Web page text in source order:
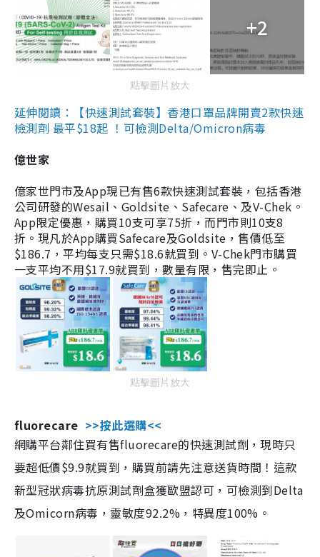
+2
點擊圖片放大
延伸閱讀：【快速測試套裝】香港口罩品牌開賣2款快速
檢測劑 最平$18起 ！可檢測Delta/Omicron病毒
億世家
億家世門市及App現已有售6款快速測試套裝，包括香港
公司研發的Wesail、Goldsite、Safecare、及V-Chek。
App限定優惠，購買10支可享75折，而門市則10支8
折。現凡於App購買Safecare及Goldsite，售價低至
$186.7，平均每支只需$18.6就買到。V-Chek門市購買
一支平均不用$17.9就買到，數量有限，售完即止。
點擊圖片放大
fluorecare >>按此選購<<
網購平台鄰住買有售fluorecare的快速測試劑，現時只
要超低價$9.9就買到，購買前請先注意送貨時間！這款
新型冠狀病毒抗原測試劑盒獲歐盟認可，可檢測到Delta
及Omicorn病毒，靈敏度92.2%，特異度100%。